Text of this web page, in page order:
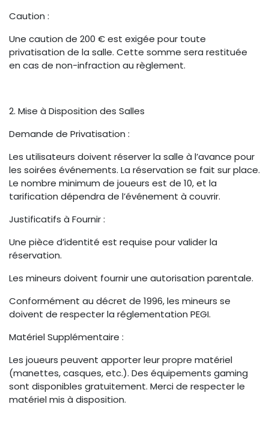
Caution :
Une caution de 200 € est exigée pour toute
privatisation de la salle. Cette somme sera restituée
en cas de non-infraction au règlement.
2. Mise à Disposition des Salles
Demande de Privatisation :
Les utilisateurs doivent réserver la salle à l’avance pour
les soirées événements. La réservation se fait sur place.
Le nombre minimum de joueurs est de 10, et la
tarification dépendra de l’événement à couvrir.
Justificatifs à Fournir :
Une pièce d’identité est requise pour valider la
réservation.
Les mineurs doivent fournir une autorisation parentale.
Conformément au décret de 1996, les mineurs se
doivent de respecter la réglementation PEGI.
Matériel Supplémentaire :
Les joueurs peuvent apporter leur propre matériel
(manettes, casques, etc.). Des équipements gaming
sont disponibles gratuitement. Merci de respecter le
matériel mis à disposition.